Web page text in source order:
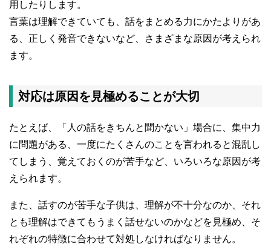
用したりします。
言葉は理解できていても、話をまとめる力にかたよりがあ
る、正しく発音できないなど、さまざまな原因が考えられ
ます。
対応は原因を見極めることが大切
たとえば、「人の話をきちんと聞かない」場合に、集中力
に問題がある、一度にたくさんのことを言われると混乱し
てしまう、覚えておくのが苦手など、いろいろな原因が考
えられます。
また、話すのが苦手な子供は、理解が不十分なのか、それ
とも理解はできてもうまく話せないのかなどを見極め、そ
れぞれの特徴に合わせて対処しなければなりません。